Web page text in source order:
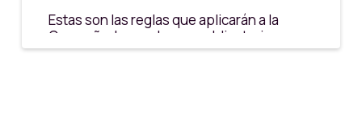
Estas son las reglas que aplicarán a la
Campaña, las cuales son obligatorias para
los Participantes, el Organizador y los